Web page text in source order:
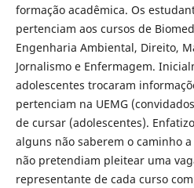
formação acadêmica. Os
pertenciam aos cursos de
Engenharia Ambiental, Direito,
Jornalismo e Enfermagem.
adolescentes trocaram
pertenciam na UEMG
de cursar (adolescentes).
alguns não saberem o caminho
não pretendiam pleitear uma
representante de cada curso